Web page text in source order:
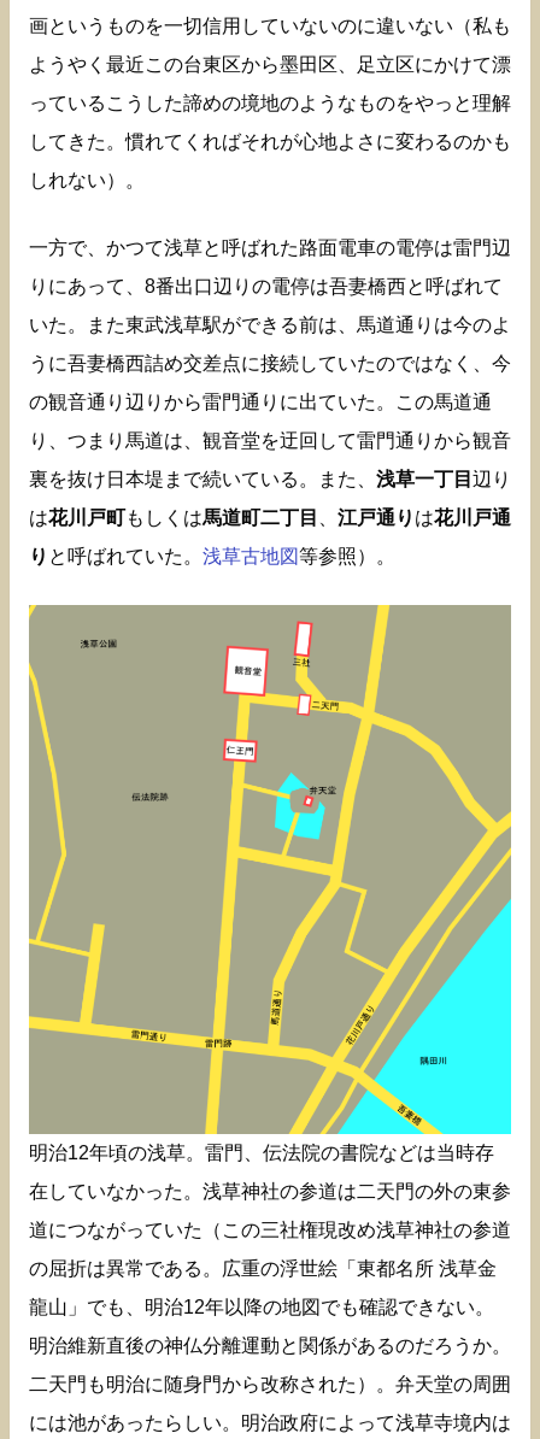
画というものを一切信用していないのに違いない（私も
ようやく最近この台東区から墨田区、足立区にかけて漂
っているこうした諦めの境地のようなものをやっと理解
してきた。慣れてくればそれが心地よさに変わるのかも
しれない）。
一方で、かつて浅草と呼ばれた路面電車の電停は雷門辺
りにあって、8番出口辺りの電停は吾妻橋西と呼ばれて
いた。また東武浅草駅ができる前は、馬道通りは今のよ
うに吾妻橋西詰め交差点に接続していたのではなく、今
の観音通り辺りから雷門通りに出ていた。この馬道通
り、つまり馬道は、観音堂を迂回して雷門通りから観音
裏を抜け日本堤まで続いている。また、 浅草一丁目 辺り
は花川戸町もしくは馬道町二丁目 江戸通り は花川戸通
り と呼ばれていた。 浅草古地図等参照）。
明治12年頃の浅草。雷門、伝法院の書院などは当時存
在していなかった。浅草神社の参道は二天門の外の東参
道につながっていた（この三社権現改め浅草神社の参道
の屈折は異常である。広重の浮世絵「東都名所 浅草金
龍山」でも、明治12年以降の地図でも確認できない。
明治維新直後の神仏分離運動と関係があるのだろうか。
二天門も明治に随身門から改称された）。弁天堂の周囲
には池があったらしい。明治政府によって浅草寺境内は